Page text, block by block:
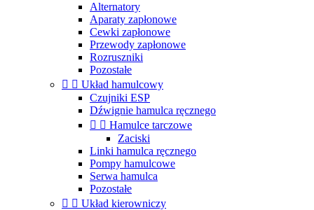
Alternatory
Aparaty zapłonowe
Cewki zapłonowe
Przewody zapłonowe
Rozruszniki
Pozostałe
  Układ hamulcowy
Czujniki ESP
Dźwignie hamulca ręcznego
  Hamulce tarczowe
Zaciski
Linki hamulca ręcznego
Pompy hamulcowe
Serwa hamulca
Pozostałe
  Układ kierowniczy